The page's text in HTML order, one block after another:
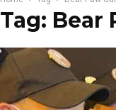
Tag: Bear